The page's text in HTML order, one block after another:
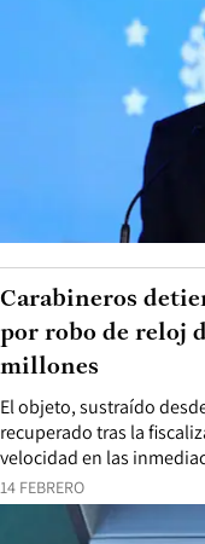
14 FEBRERO
El objeto, sustraído
recuperado tras la
velocidad en las
Carabineros
por robo de reloj
millones